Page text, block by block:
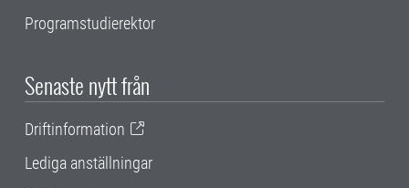
Programstudierektor
Senaste nytt från
Driftinformation
Lediga anställningar